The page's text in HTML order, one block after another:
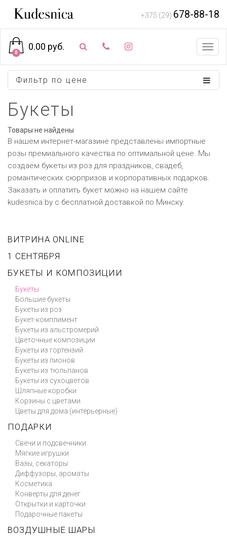
+375 (29) 678-88-18
0
0.00 руб.
Фильтр по цене
Букеты
Товары не найдены
В нашем интернет-магазине представлены импортные
розы премиального качества по оптимальной цене. Мы
создаём букеты из роз для праздников, свадеб,
романтических сюрпризов и корпоративных подарков.
Заказать и оплатить букет можно на нашем сайте
kudesnica.by c бесплатной доставкой по Минску.
ВИТРИНА ONLINE
1 СЕНТЯБРЯ
БУКЕТЫ И КОМПОЗИЦИИ
Букеты
Большие букеты
Букеты из роз
Букет-комплимент
Букеты из альстромерий
Цветочные композиции
Букеты из гортензий
Букеты из пионов
Букеты из тюльпанов
Букеты из сухоцветов
Шляпные коробки
Корзины с цветами
Цветы для дома (интерьерные)
ПОДАРКИ
Свечи и подсвечники
Мягкие игрушки
Вазы, секаторы
Диффузоры, ароматы
Косметика
Конверты для денег
Открытки и карточки
Подарочные пакеты
ВОЗДУШНЫЕ ШАРЫ